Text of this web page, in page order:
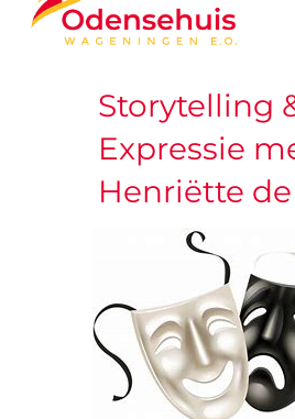
WELKOM
VRIJWILLIGERS & STAGIAIRES
Storytelling
Expressie
Henriëtte